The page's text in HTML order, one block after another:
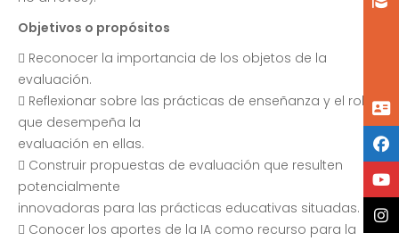
Objetivos o propósitos
 Reconocer la importancia de los objetos de la
evaluación.
 Reflexionar sobre las prácticas de enseñanza y el rol
que desempeña la
evaluación en ellas.
 Construir propuestas de evaluación que resulten
potencialmente
innovadoras para las prácticas educativas situadas.
 Conocer los aportes de la IA como recurso para la